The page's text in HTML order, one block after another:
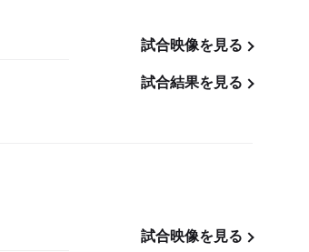
試合映像を見る
試合結果を見る
試合映像を見る